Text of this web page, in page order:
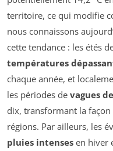
territoire, ce qui modifie
nous connaissons
cette tendance : les étés
températures
chaque année, et
les périodes de vagues
dix, transformant la
régions. Par ailleurs, les
pluies intenses en hiver